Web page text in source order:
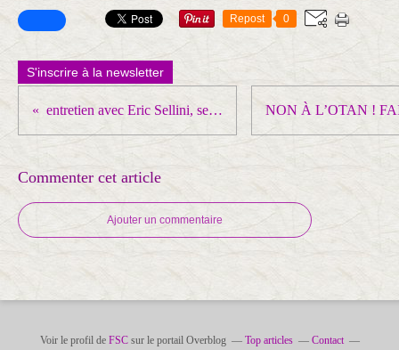
t
d
e
m
n
s
Repost 0
S'inscrire à la newsletter
entretien avec Eric Sellini, secrétaire fédéral de la fnic-cgt et coordinateur de la CGT au sein du groupe Total
Commenter cet article
Ajouter un commentaire
Voir le profil de FSCsur le portail Overblog Top articles Contact